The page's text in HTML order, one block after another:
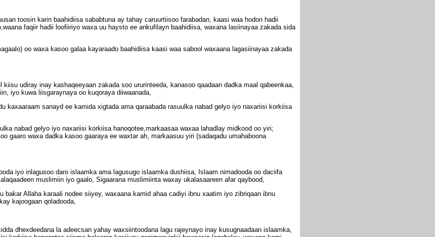
toosin karin baahidiisa sababtuna ay tahay caruurtiisoo farabadan, kaasi waa hodon hadii
faqiir hadii loofiiriyo waxa uu haysto ee ankufilayn baahidiisa, waxana lasiinayaa zakada sida
oo waxa kasoo galaa kayaraado baahidiisa kaasi waa sabool waxaana lagasiinayaa zakada
udiray inay kashaqeeyaan zakada soo ururinteeda, kanasoo qaadaan dadka maal qabeenkaa,
iyo kuwa liisgaraynaya oo kuqoraya diiwaanada,
kaxaaraam sanayd ee kamida xigtada ama qaraabada rasuulka nabad gelyo iyo naxariisi korkiisa
nabad gelyo iyo naxariisi korkiisa hanoqotee,markaasaa waxaa lahadlay midkood oo yiri;
gaaro waxa dadka kasoo gaaraya ee waxtar ah, markaasuu yiri (sadaqadu umahaboona
iyo inlagusoo daro islaamka ama lagusugo islaamka dushiisa, Islaam nimadooda oo daciifa
muslimiin iyo gaalo, Sigaarana muslimiinta waxay ukalasaareen afar qaybood,
Allaha karaali nodee siiyey, waxaana kamid ahaa cadiyi ibnu xaatim iyo zibriqaan ibnu
kajoogaan qoladooda,
dhexdeedana la adeecsan yahay waxsiintoodana lagu rajeynayo inay kusugnaadaan islaamka,